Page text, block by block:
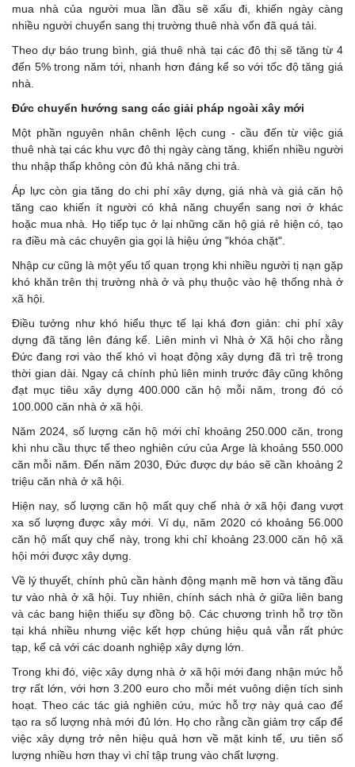
mua nhà của người mua lần đầu sẽ xấu đi, khiến ngày càng
nhiều người chuyển sang thị trường thuê nhà vốn đã quá tải.
Theo dự báo trung bình, giá thuê nhà tại các đô thị sẽ tăng từ 4
đến 5% trong năm tới, nhanh hơn đáng kể so với tốc độ tăng giá
nhà.
Đức chuyển hướng sang các giải pháp ngoài xây mới
Một phần nguyên nhân chênh lệch cung - cầu đến từ việc giá
thuê nhà tại các khu vực đô thị ngày càng tăng, khiến nhiều người
thu nhập thấp không còn đủ khả năng chi trả.
Áp lực còn gia tăng do chi phí xây dựng, giá nhà và giá căn hộ
tăng cao khiến ít người có khả năng chuyển sang nơi ở khác
hoặc mua nhà. Họ tiếp tục ở lại những căn hộ giá rẻ hiện có, tạo
ra điều mà các chuyên gia gọi là hiệu ứng "khóa chặt".
Nhập cư cũng là một yếu tố quan trọng khi nhiều người tị nạn gặp
khó khăn trên thị trường nhà ở và phụ thuộc vào hệ thống nhà ở
xã hội.
Điều tưởng như khó hiểu thực tế lại khá đơn giản: chi phí xây
dựng đã tăng lên đáng kể. Liên minh vì Nhà ở Xã hội cho rằng
Đức đang rơi vào thế khó vì hoạt động xây dựng đã trì trệ trong
thời gian dài. Ngay cả chính phủ liên minh trước đây cũng không
đạt mục tiêu xây dựng 400.000 căn hộ mỗi năm, trong đó có
100.000 căn nhà ở xã hội.
Năm 2024, số lượng căn hộ mới chỉ khoảng 250.000 căn, trong
khi nhu cầu thực tế theo nghiên cứu của Arge là khoảng 550.000
căn mỗi năm. Đến năm 2030, Đức được dự báo sẽ cần khoảng 2
triệu căn nhà ở xã hội.
Hiện nay, số lượng căn hộ mất quy chế nhà ở xã hội đang vượt
xa số lượng được xây mới. Ví dụ, năm 2020 có khoảng 56.000
căn hộ mất quy chế này, trong khi chỉ khoảng 23.000 căn hộ xã
hội mới được xây dựng.
Về lý thuyết, chính phủ cần hành động mạnh mẽ hơn và tăng đầu
tư vào nhà ở xã hội. Tuy nhiên, chính sách nhà ở giữa liên bang
và các bang hiện thiếu sự đồng bộ. Các chương trình hỗ trợ tồn
tại khá nhiều nhưng việc kết hợp chúng hiệu quả vẫn rất phức
tạp, kể cả với các doanh nghiệp xây dựng lớn.
Trong khi đó, việc xây dựng nhà ở xã hội mới đang nhận mức hỗ
trợ rất lớn, với hơn 3.200 euro cho mỗi mét vuông diện tích sinh
hoạt. Theo các tác giả nghiên cứu, mức hỗ trợ này quá cao để
tạo ra số lượng nhà mới đủ lớn. Họ cho rằng cần giảm trợ cấp để
việc xây dựng trở nên hiệu quả hơn về mặt kinh tế, ưu tiên số
lượng nhiều hơn thay vì chỉ tập trung vào chất lượng.